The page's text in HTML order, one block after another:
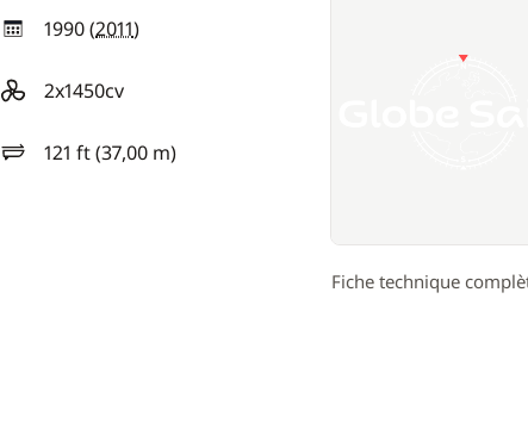
1990 (2011)
année
2x1450cv
motorisation
121 ft (37,00 m)
longueur
Fiche technique